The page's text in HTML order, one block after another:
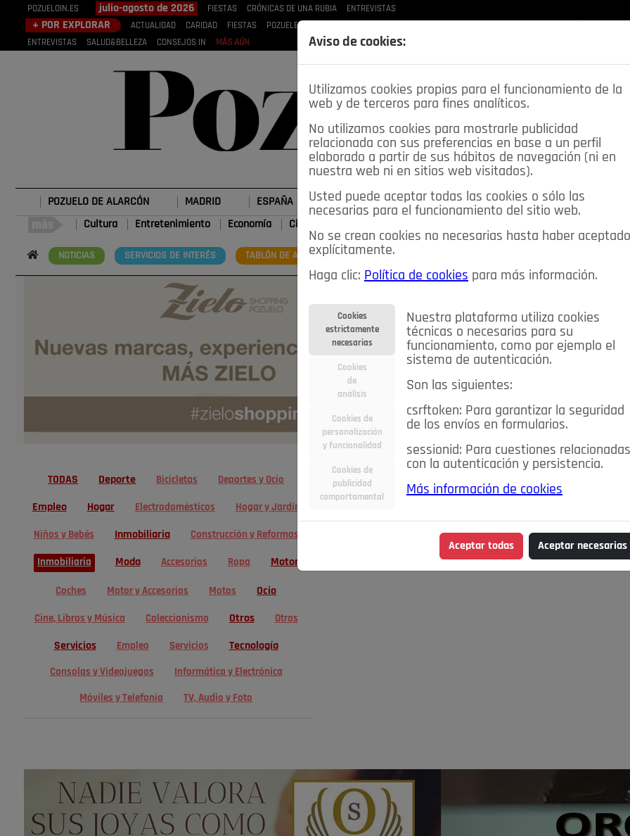
POZUELOIN.ES julio-agosto de 2026 FIESTAS CRÓNICAS DE UNA RUBIA ENTREVISTAS
+ POR EXPLORAR ACTUALIDAD CARIDAD FIESTAS POZUELEROS
ENTREVISTAS
SALUD&BELLEZA CONSEJOS IN MÁS AÚN
POZUELO DE ALARCÓN MADRID ESPAÑA DEPORTES OPINIÓN IN SALUD 🔴 EN DIRECTO
Cultura Entretenimiento Economía Ciencia&Tecnología
NOTICIAS SERVICIOS DE INTERÉS TABLÓN DE ANUNCIOS MIS ANUNCIOS
TODAS Deporte Bicicletas Deportes y Ocio
Empleo Hogar Electrodomésticos Hogar y Jardín
Niños y Bebés Inmobiliaria Construcción y Reformas
Inmobiliaria Moda Accesorios Ropa Motor
Coches Motor y Accesorios Motos Ocio
Cine, Libros y Música Coleccionismo Otros Otros
Servicios Empleo Servicios Tecnología
Consolas y Videojuegos Informática y Electrónica
Móviles y Telefonía TV, Audio y Foto
Aviso de cookies:
Utilizamos cookies propias para el funcionamiento de la
web y de terceros para fines analíticos.
No utilizamos cookies para mostrarle publicidad
relacionada con sus preferencias en base a un perfil
elaborado a partir de sus hábitos de navegación (ni en
nuestra web ni en sitios web visitados).
Usted puede aceptar todas las cookies o sólo las
necesarias para el funcionamiento del sitio web.
No se crean cookies no necesarias hasta haber aceptado
explícitamente.
Haga clic: Política de cookies para más información.
Cookies
estrictamente
necesarias
Cookies
de
análisis
Cookies de
personalización
y funcionalidad
Cookies de
publicidad
comportamental
Nuestra plataforma utiliza cookies
técnicas o necesarias para su
funcionamiento, como por ejemplo el
sistema de autenticación.
Son las siguientes:
csrftoken: Para garantizar la seguridad
de los envíos en formularios.
sessionid: Para cuestiones relacionadas
con la autenticación y persistencia.
Más información de cookies
Aceptar todas Aceptar necesarias